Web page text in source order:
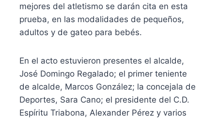
mejores del atletismo se darán cita en esta
prueba, en las modalidades de pequeños,
adultos y de gateo para bebés.
En el acto estuvieron presentes el alcalde,
José Domingo Regalado; el primer teniente
de alcalde, Marcos González; la concejala de
Deportes, Sara Cano; el presidente del C.D.
Espíritu Triabona, Alexander Pérez y varios